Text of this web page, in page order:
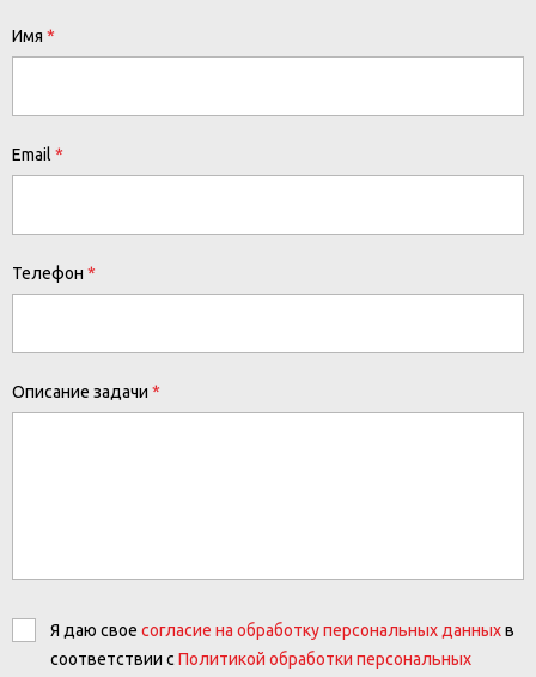
Имя
Email
Телефон
Описание задачи
Я даю своесогласие на обработку персональных данныхв
соответствии сПолитикой обработки персональных